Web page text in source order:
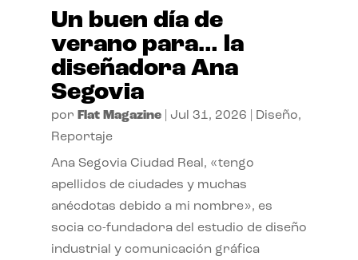
Un buen día de
verano para… la
diseñadora Ana
Segovia
por Flat Magazine| Jul 31, 2026 Diseño,
Reportaje
Ana Segovia Ciudad Real, «tengo
apellidos de ciudades y muchas
anécdotas debido a mi nombre», es
socia co-fundadora del estudio de diseño
industrial y comunicación gráfica